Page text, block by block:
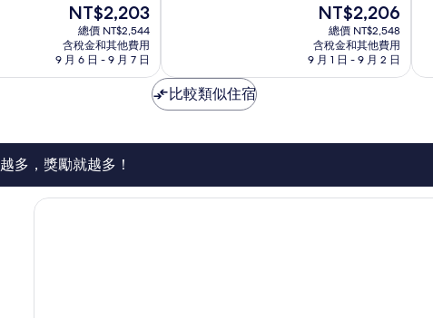
現
在
價
格
為
NT$2,203
總價 NT$2,544
含稅金和其他費用
9 月 6 日 - 9 月 7 日
錯
哦，
40
評
現
在
價
格
為
NT$2,206
總價 NT$2,548
含稅金和其他費用
9 月 1 日 - 9 月 2 日
常
評
比較類似住宿
多，獎勵就越多！